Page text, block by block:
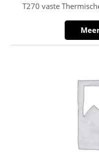
T270 vaste